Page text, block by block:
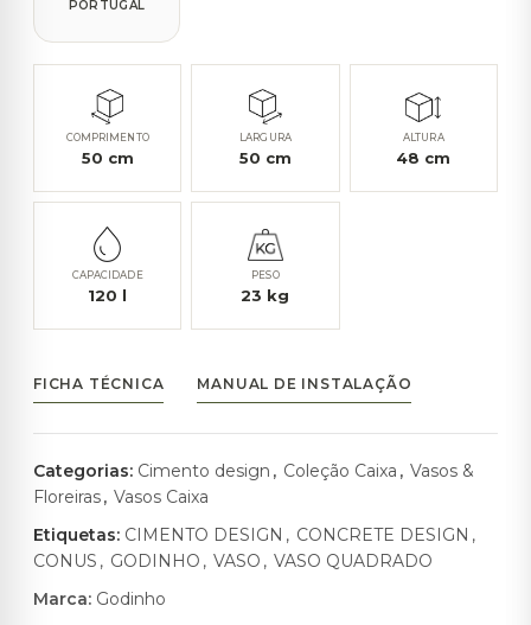
PORTUGAL
COMPRIMENTO
50 cm
LARGURA
50 cm
ALTURA
48 cm
CAPACIDADE
120 l
PESO
23 kg
FICHA TÉCNICA MANUAL DE INSTALAÇÃO
Categorias: Cimento design , Coleção Caixa , Vasos &
Floreiras, Vasos Caixa
Etiquetas: CIMENTO DESIGN , CONCRETE DESIGN ,
CONUS , GODINHO , VASO , VASO QUADRADO
Marca: Godinho